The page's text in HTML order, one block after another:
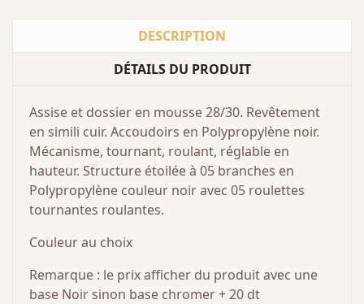
DESCRIPTION
DÉTAILS DU PRODUIT
Assise et dossier en mousse 28/30. Revêtement
en simili cuir. Accoudoirs en Polypropylène noir.
Mécanisme, tournant, roulant, réglable en
hauteur. Structure étoilée à 05 branches en
Polypropylène couleur noir avec 05 roulettes
tournantes roulantes.
Couleur au choix
Remarque : le prix afficher du produit avec une
base Noir sinon base chromer + 20 dt